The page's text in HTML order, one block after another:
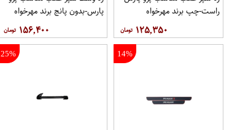
راست-چپ برند مهرخواه
۱۲۵,۳۵۰
پارس-بدون پانج برند مهرخواه
۱۵۶,۴۰۰
14%
25%